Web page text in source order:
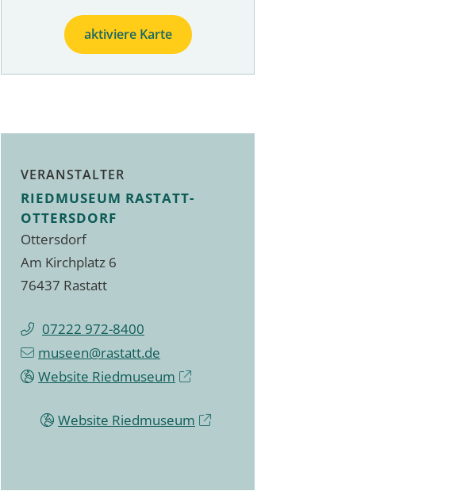
aktiviere Karte
VERANSTALTER
RIEDMUSEUM RASTATT-
OTTERSDORF
Ottersdorf
Am Kirchplatz 6
76437 Rastatt
07222 972-8400
museen@rastatt.de
Website Riedmuseum
Website Riedmuseum